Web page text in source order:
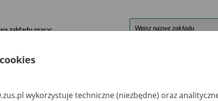
zakładu pracy:
wykorzystuje techniczne (niezbędne) oraz